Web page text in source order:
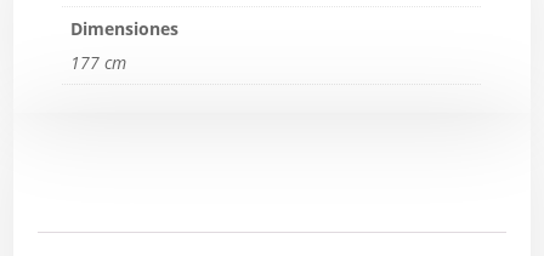
Dimensiones
177 cm